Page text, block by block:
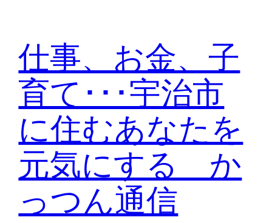
仕事、お金、子
育て･･･宇治市
に住むあなたを
元気にする か
っつん通信